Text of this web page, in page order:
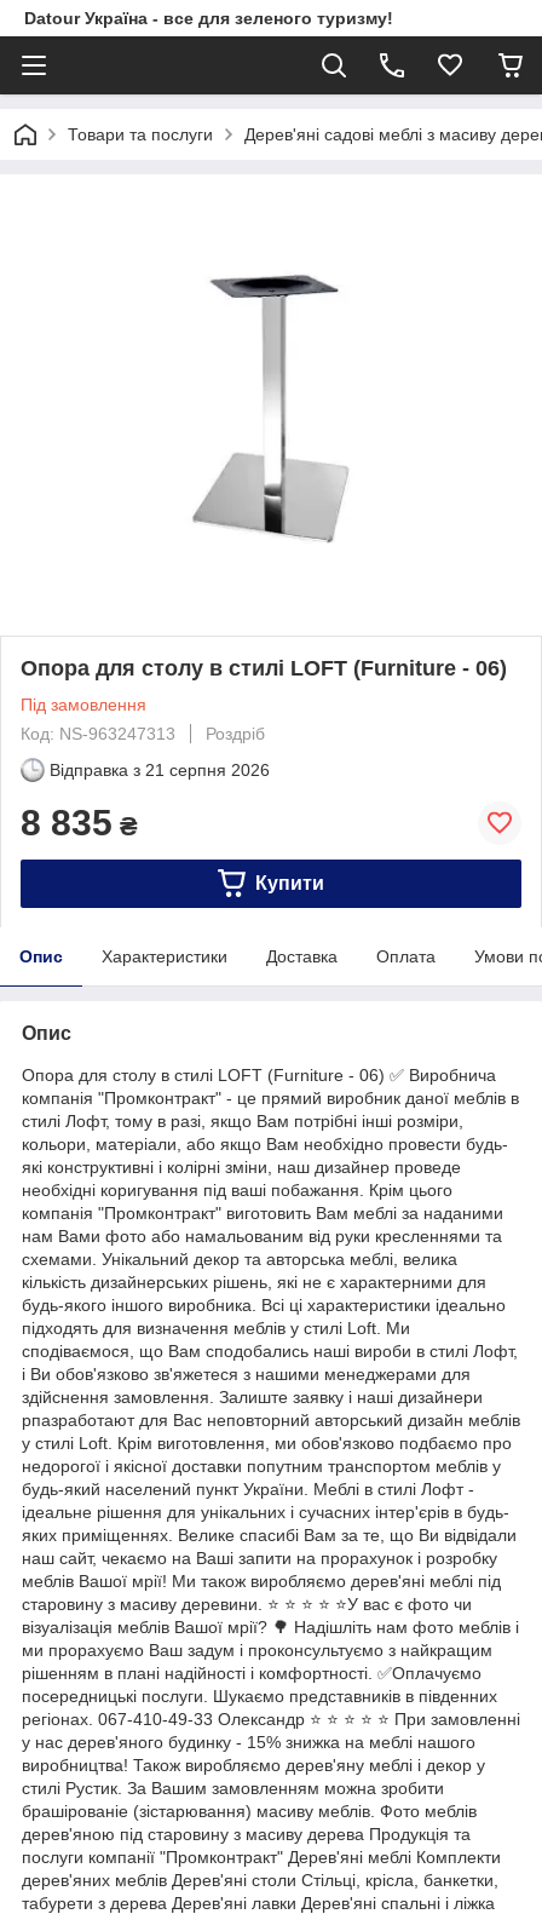
Datour Україна - все для зеленого туризму!
Товари та послуги Дерев'яні садові меблі з масиву
Опора для столу в стилі LOFT (Furniture - 06)
Під замовлення
Код: NS-963247313
Роздріб
Відправка з 21 серпня 2026
8 835 ₴
Купити
Опис Характеристики Доставка Оплата Умови
Опис
Опора для столу в стилі LOFT (Furniture - 06) ✅ Виробнича
компанія "Промконтракт" - це прямий виробник даної меблів в
стилі Лофт, тому в разі, якщо Вам потрібні інші розміри,
кольори, матеріали, або якщо Вам необхідно провести будь-
які конструктивні і колірні зміни, наш дизайнер проведе
необхідні коригування під ваші побажання. Крім цього
компанія "Промконтракт" виготовить Вам меблі за наданими
нам Вами фото або намальованим від руки кресленнями та
схемами. Унікальний декор та авторська меблі, велика
кількість дизайнерських рішень, які не є характерними для
будь-якого іншого виробника. Всі ці характеристики ідеально
підходять для визначення меблів у стилі Loft. Ми
сподіваємося, що Вам сподобались наші вироби в стилі Лофт,
і Ви обов'язково зв'яжетеся з нашими менеджерами для
здійснення замовлення. Залиште заявку і наші дизайнери
рпазработают для Вас неповторний авторський дизайн меблів
у стилі Loft. Крім виготовлення, ми обов'язково подбаємо про
недорогої і якісної доставки попутним транспортом меблів у
будь-який населений пункт України. Меблі в стилі Лофт -
ідеальне рішення для унікальних і сучасних інтер'єрів в будь-
яких приміщеннях. Велике спасибі Вам за те, що Ви відвідали
наш сайт, чекаємо на Ваші запити на прорахунок і розробку
меблів Вашої мрії! Ми також виробляємо дерев'яні меблі під
старовину з масиву деревини. ⭐ ⭐ ⭐ ⭐ ⭐У вас є фото чи
візуалізація меблів Вашої мрії? 🌳 Надішліть нам фото меблів і
ми прорахуємо Ваш задум і проконсультуємо з найкращим
рішенням в плані надійності і комфортності. ✅Оплачуємо
посередницькі послуги. Шукаємо представників в південних
регіонах. 067-410-49-33 Олександр ⭐ ⭐ ⭐ ⭐ ⭐ При замовленні
у нас дерев'яного будинку - 15% знижка на меблі нашого
виробництва! Також виробляємо дерев'яну меблі і декор у
стилі Рустик. За Вашим замовленням можна зробити
брашірованіе (зістарювання) масиву меблів. Фото меблів
дерев'яною під старовину з масиву дерева Продукція та
послуги компанії "Промконтракт" Дерев'яні меблі Комплекти
дерев'яних меблів Дерев'яні столи Стільці, крісла, банкетки,
табурети з дерева Дерев'яні лавки Дерев'яні спальні і ліжка